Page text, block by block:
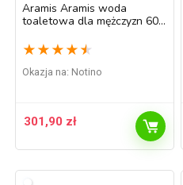
Aramis Aramis woda
toaletowa dla mężczyzn 60
★ ★ ★ ★ ★
Okazja na: Notino
301,90 zł